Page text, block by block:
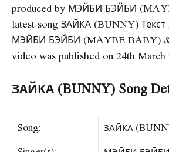
produced by МЭЙБИ БЭЙБИ
latest song ЗАЙКА (BUNNY)
МЭЙБИ БЭЙБИ (MAYBE BABY) &
video was published on 24th March
ЗАЙКА (BUNNY) Song
Song:
ЗАЙКА